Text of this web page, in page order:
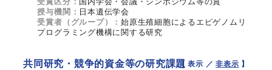
授与機関： 日本遺伝学会
受賞者（グループ）：始原生殖細胞によるエピゲノムリ
プログラミング機構に関する研究
共同研究・競争的資金等の研究課題【 表示 ／非表示 】